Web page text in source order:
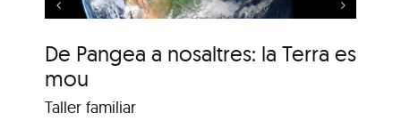
De Pangea a nosaltres: la Terra es
mou
Taller familiar